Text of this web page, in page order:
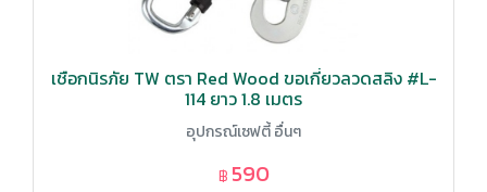
เชือกนิรภัย TW ตรา Red Wood ขอเกี่ยวลวดสลิง #L-
114 ยาว 1.8 เมตร
อุปกรณ์เซฟตี้ อื่นๆ
฿ 590